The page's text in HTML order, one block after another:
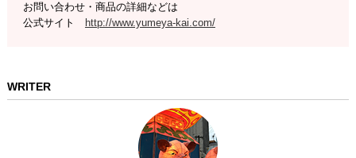
お問い合わせ・商品の詳細などは
公式サイト
http://www.yumeya-kai.com/
WRITER